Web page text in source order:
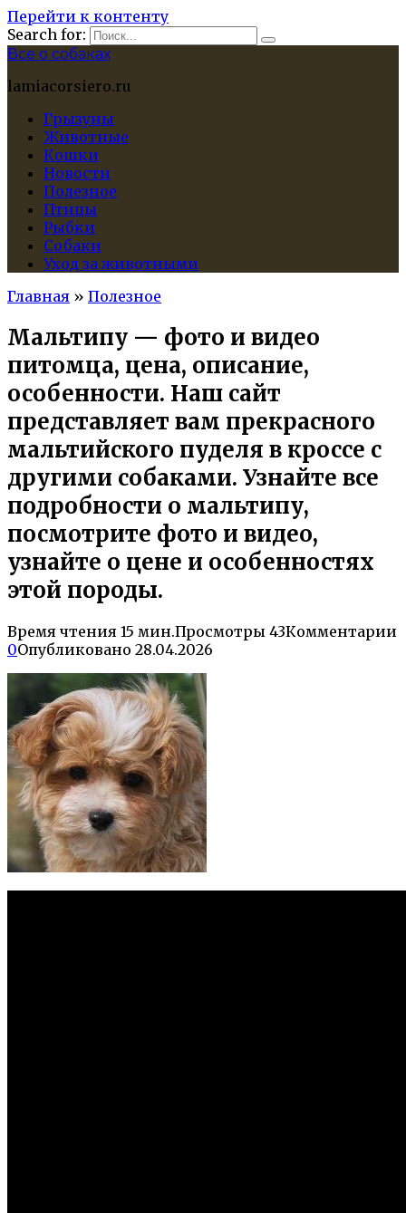
Перейти к контенту
Search for:
Все о собаках
lamiacorsiero.ru
Грызуны
Животные
Кошки
Новости
Полезное
Птицы
Рыбки
Собаки
Уход за животными
Главная » Полезное
Мальтипу — фото и видео
питомца, цена, описание,
особенности. Наш сайт
представляет вам прекрасного
мальтийского пуделя в кроссе с
другими собаками. Узнайте все
подробности о мальтипу,
посмотрите фото и видео,
узнайте о цене и особенностях
этой породы.
Время чтения 15 мин.Просмотры 43Комментарии
0Опубликовано 28.04.2026